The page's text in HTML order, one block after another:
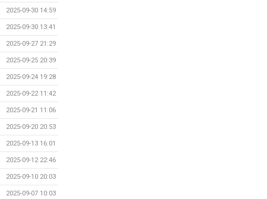
2025-09-30 14:59
2025-09-30 13:41
2025-09-27 21:29
2025-09-25 20:39
2025-09-24 19:28
2025-09-22 11:42
2025-09-21 11:06
2025-09-20 20:53
2025-09-13 16:01
2025-09-12 22:46
2025-09-10 20:03
2025-09-07 10:03